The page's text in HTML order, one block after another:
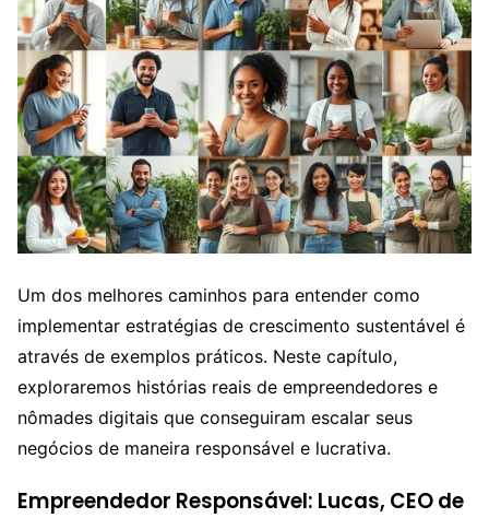
Um dos melhores caminhos para entender como
implementar estratégias de crescimento sustentável é
através de exemplos práticos. Neste capítulo,
exploraremos histórias reais de empreendedores e
nômades digitais que conseguiram escalar seus
negócios de maneira responsável e lucrativa.
Empreendedor Responsável: Lucas, CEO de